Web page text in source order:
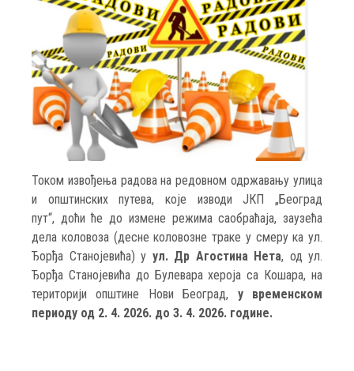
Током извођења радова на редовном одржавању улица
и општинских путева, које изводи ЈКП „Београд
пут“, доћи ће до измене режима саобраћаја, заузећа
дела коловоза (деснe коловознe тракe у смеру ка ул.
Ђорђа Станојевића) у ул. Др Агостина Нета, од ул.
Ђорђа Станојевића до Булевара хероја са Кошара, на
територији општине Нови Београд, у временском
периоду од 2. 4. 2026. до 3. 4. 2026. године.